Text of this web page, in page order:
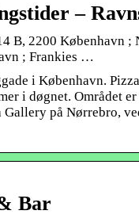
–
B, 2200 København
; Frankies …
i København.
i døgnet. Området
Gallery på Nørrebro,
Bar